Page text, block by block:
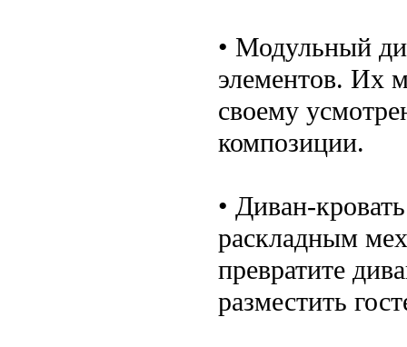
• Модульный
элементов. Их
своему
композиции.
• Диван-
раскладным
превратите
разместить